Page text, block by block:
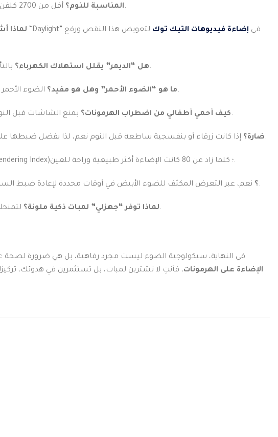
ما هي درجة اللون (Kelvin) المناسبة للنوم؟أقل من 2700 كلفن (الضوء البرتقالي الدافئ) هي المثالية لغرف النوم.
لماذا بسبب نقص الضوء الطبيعي؛ لذا نستخدم إضاءة “Daylight” في إضاءة فيديوهات التيك توك لتعويض هذا النقص ورفع
هل “الديمر” يقلل استهلاك الكهرباء؟.
ما هو “الضوء الأحمر” وهل هو مفيد؟الضوء الأحمر لا يعطل الميلاتونين أبداً، لذا هو الأفضل كإضاءة طوارئ أو إضاءة ليلية خافتة.
كيف أحمي أطفالي من اضطراب الهرمونات؟ بمنع الشاشات قبل .
هل إضاءة الجيمنج (RGB) ضارة؟ إذا كانت زرقاء أو بنفسجية ساطعة قبل النوم نعم، لذا يفضل ضبطها على .
من خلال معامل “CRI” (Color Rendering Index)؛ كلما زاد عن 80 كانت الإضاءة أكثر طبيعية وراحة للعين.
هل يمكن للإضاءة علاج “اضطراب الرحلات الجوية” (Jet Lag)؟ نعم، عبر التعرض المكثف للضوء الأبيض في أوقات محددة لإعادة ضبط الساعة البيولوجية.
لماذا توفر “جهزلي” لمبات ذكية ملونة؟لتمنحكِ القدرة على تصميم “بيئة هرمونية” متكاملة تتغير بلمسة واحدة من هاتفك.
في النهاية، سيكولوجية الضوء ليست مجرد رفاهية، بل هي ضرورة
الإضاءة على الهرمونات، فأنتِ لا تشترين لمبات، بل تستثمرين في هدوئك،